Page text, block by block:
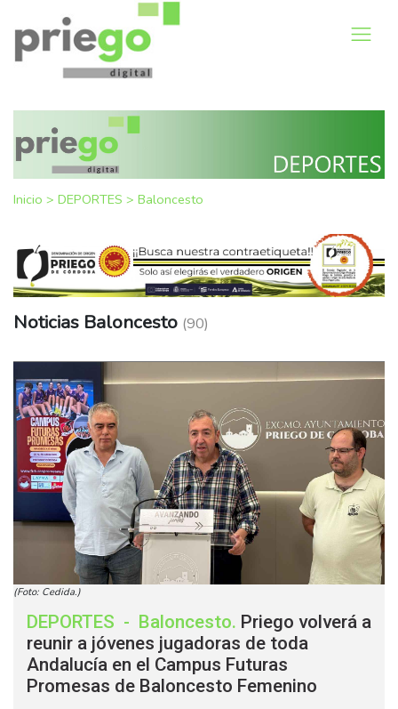
Inicio > DEPORTES > Baloncesto
Noticias Baloncesto (90)
(Foto: Cedida.)
DEPORTES - Baloncesto. Priego volverá a
reunir a jóvenes jugadoras de toda
Andalucía en el Campus Futuras
Promesas de Baloncesto Femenino